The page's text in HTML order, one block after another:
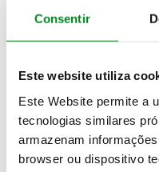
Consentir
Este website utiliza
Este Website permite a
tecnologias similares
armazenam
browser ou dispositivo
Roadster se tornar
bancos em carbono